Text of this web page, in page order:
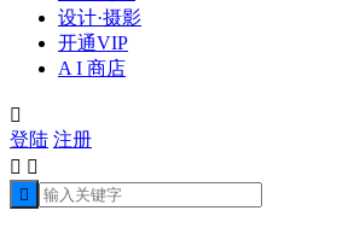
设计·摄影
开通VIP
A I 商店

登陆 注册
 
